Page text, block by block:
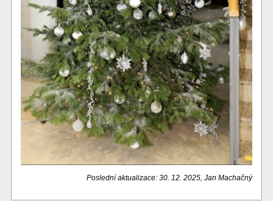
Poslední aktualizace: 30. 12. 2025, Jan Machačný